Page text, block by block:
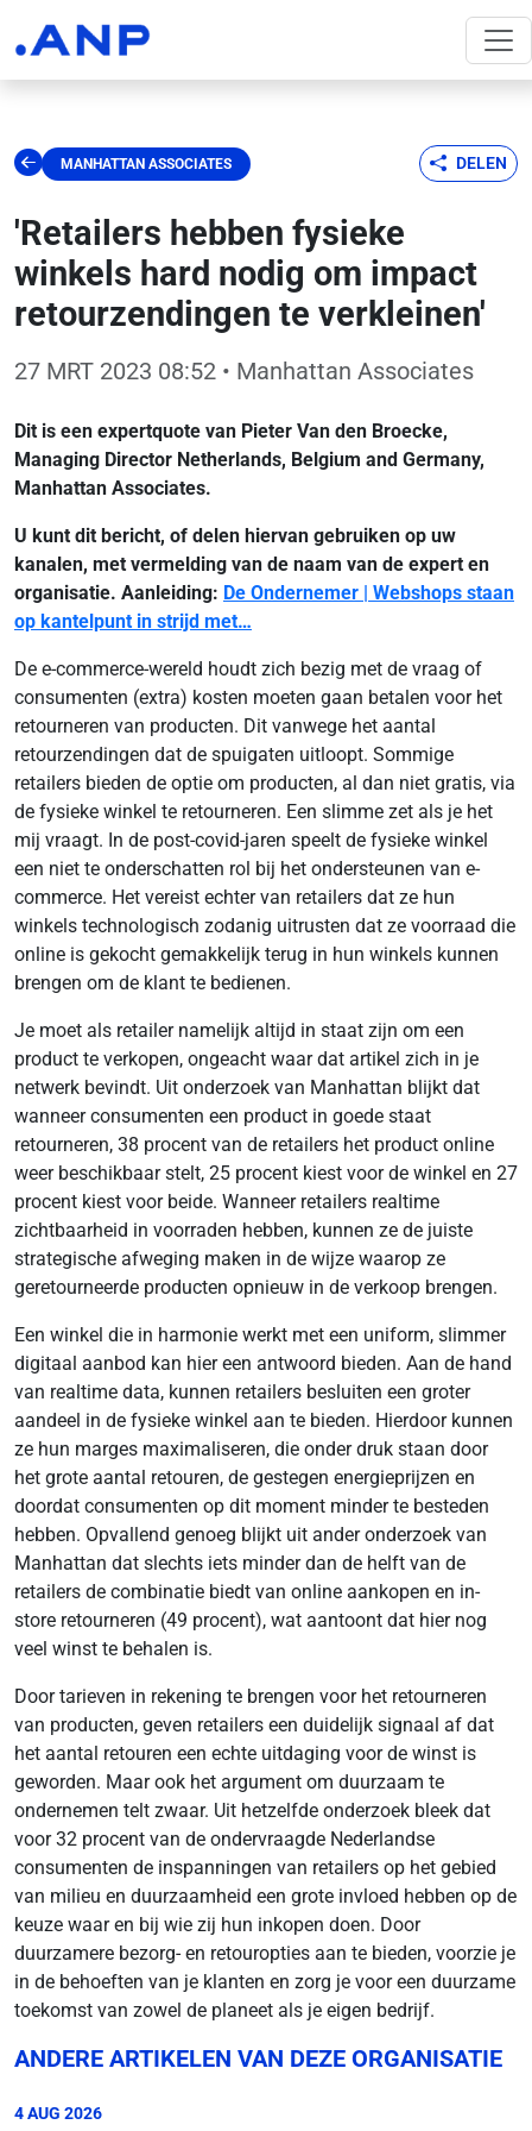
MANHATTAN ASSOCIATES DELEN
'Retailers hebben fysieke
winkels hard nodig om impact
retourzendingen te verkleinen'
27 MRT 2023 08:52 • Manhattan Associates
Dit is een expertquote van Pieter Van den Broecke,
Managing Director Netherlands, Belgium and Germany,
Manhattan Associates.
U kunt dit bericht, of delen hiervan gebruiken op uw
kanalen, met vermelding van de naam van de expert en
organisatie. Aanleiding: De Ondernemer | Webshops staan
op kantelpunt in strijd met…
De e-commerce-wereld houdt zich bezig met de vraag of
consumenten (extra) kosten moeten gaan betalen voor het
retourneren van producten. Dit vanwege het aantal
retourzendingen dat de spuigaten uitloopt. Sommige
retailers bieden de optie om producten, al dan niet gratis, via
de fysieke winkel te retourneren. Een slimme zet als je het
mij vraagt. In de post-covid-jaren speelt de fysieke winkel
een niet te onderschatten rol bij het ondersteunen van e-
commerce. Het vereist echter van retailers dat ze hun
winkels technologisch zodanig uitrusten dat ze voorraad die
online is gekocht gemakkelijk terug in hun winkels kunnen
brengen om de klant te bedienen.
Je moet als retailer namelijk altijd in staat zijn om een
product te verkopen, ongeacht waar dat artikel zich in je
netwerk bevindt. Uit onderzoek van Manhattan blijkt dat
wanneer consumenten een product in goede staat
retourneren, 38 procent van de retailers het product online
weer beschikbaar stelt, 25 procent kiest voor de winkel en 27
procent kiest voor beide. Wanneer retailers realtime
zichtbaarheid in voorraden hebben, kunnen ze de juiste
strategische afweging maken in de wijze waarop ze
geretourneerde producten opnieuw in de verkoop brengen.
Een winkel die in harmonie werkt met een uniform, slimmer
digitaal aanbod kan hier een antwoord bieden. Aan de hand
van realtime data, kunnen retailers besluiten een groter
aandeel in de fysieke winkel aan te bieden. Hierdoor kunnen
ze hun marges maximaliseren, die onder druk staan door
het grote aantal retouren, de gestegen energieprijzen en
doordat consumenten op dit moment minder te besteden
hebben. Opvallend genoeg blijkt uit ander onderzoek van
Manhattan dat slechts iets minder dan de helft van de
retailers de combinatie biedt van online aankopen en in-
store retourneren (49 procent), wat aantoont dat hier nog
veel winst te behalen is.
Door tarieven in rekening te brengen voor het retourneren
van producten, geven retailers een duidelijk signaal af dat
het aantal retouren een echte uitdaging voor de winst is
geworden. Maar ook het argument om duurzaam te
ondernemen telt zwaar. Uit hetzelfde onderzoek bleek dat
voor 32 procent van de ondervraagde Nederlandse
consumenten de inspanningen van retailers op het gebied
van milieu en duurzaamheid een grote invloed hebben op de
keuze waar en bij wie zij hun inkopen doen. Door
duurzamere bezorg- en retouropties aan te bieden, voorzie je
in de behoeften van je klanten en zorg je voor een duurzame
toekomst van zowel de planeet als je eigen bedrijf.
ANDERE ARTIKELEN VAN DEZE ORGANISATIE
4 AUG 2026